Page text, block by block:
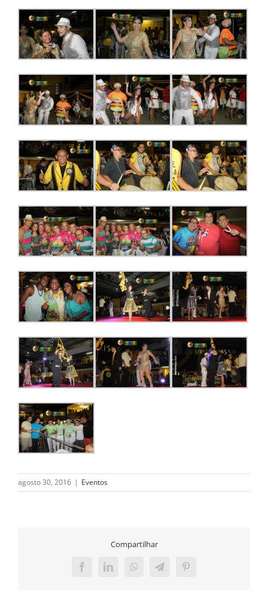
agosto 30, 2016 | Eventos
Compartilhar
FacebookLinkedInWhatsAppTelegramPinterest